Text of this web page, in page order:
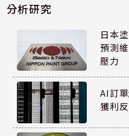
分析研究
日本
預測
壓力
AI訂
獲利